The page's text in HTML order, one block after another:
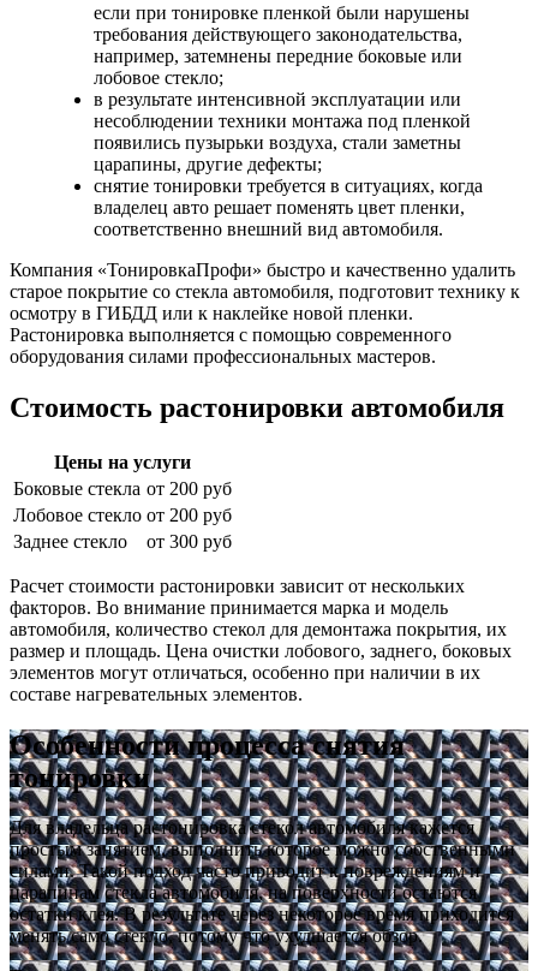
если при тонировке пленкой были нарушены
требования действующего законодательства,
например, затемнены передние боковые или
лобовое стекло;
в результате интенсивной эксплуатации или
несоблюдении техники монтажа под пленкой
появились пузырьки воздуха, стали заметны
царапины, другие дефекты;
снятие тонировки требуется в ситуациях, когда
владелец авто решает поменять цвет пленки,
соответственно внешний вид автомобиля.
Компания «ТонировкаПрофи» быстро и качественно удалить
старое покрытие со стекла автомобиля, подготовит технику к
осмотру в ГИБДД или к наклейке новой пленки.
Растонировка выполняется с помощью современного
оборудования силами профессиональных мастеров.
Стоимость растонировки автомобиля
Цены на услуги
Боковые стекла от 200 руб
Лобовое стекло от 200 руб
Заднее стекло
от 300 руб
Расчет стоимости растонировки зависит от нескольких
факторов. Во внимание принимается марка и модель
автомобиля, количество стекол для демонтажа покрытия, их
размер и площадь. Цена очистки лобового, заднего, боковых
элементов могут отличаться, особенно при наличии в их
составе нагревательных элементов.
Особенности процесса снятия
тонировки
Для владельца растонировка стекол автомобиля кажется
простым занятием, выполнить которое можно собственными
силами. Такой подход часто приводит к повреждениям и
царапинам стекла автомобиля, на поверхности остаются
остатки клея. В результате через некоторое время приходится
менять само стекло, потому что ухудшается обзор.